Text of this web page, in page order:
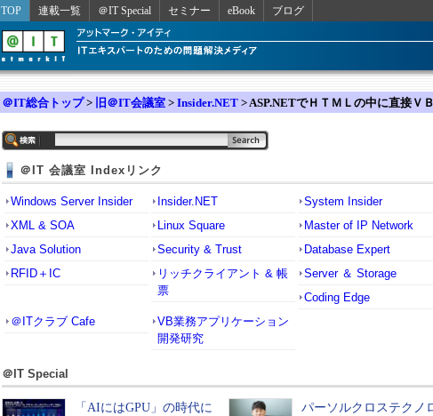
TOP 連載一覧 ＠IT Special セミナー eBook ブログ
＠IT総合トップ> 旧＠IT会議室 > Insider.NET > ASP.NETでＨＴＭＬの中に直接Ｖ
＠IT 会議室 Indexリンク
Windows Server Insider Insider.NET
System Insider
XML & SOA
Linux Square
Master of IP Network
Java Solution
Security & Trust
Database Expert
RFID＋IC
リッチクライアント & 帳
票
Server ＆ Storage
Coding Edge
＠ITクラブ Cafe
VB業務アプリケーション
開発研究
＠IT Special